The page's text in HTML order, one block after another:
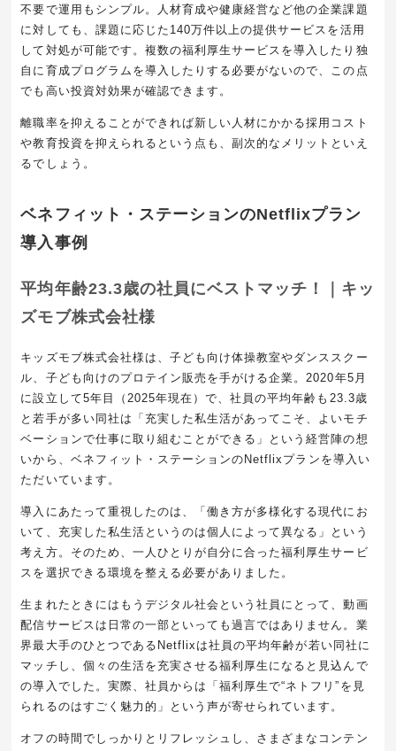
不要で運用もシンプル。人材育成や健康経営など他の企業課題
に対しても、課題に応じた140万件以上の提供サービスを活用
して対処が可能です。複数の福利厚生サービスを導入したり独
自に育成プログラムを導入したりする必要がないので、この点
でも高い投資対効果が確認できます。
離職率を抑えることができれば新しい人材にかかる採用コスト
や教育投資を抑えられるという点も、副次的なメリットといえ
るでしょう。
ベネフィット・ステーションのNetflixプラン
導入事例
平均年齢23.3歳の社員にベストマッチ！｜キッ
ズモブ株式会社様
キッズモブ株式会社様は、子ども向け体操教室やダンススクー
ル、子ども向けのプロテイン販売を手がける企業。2020年5月
に設立して5年目（2025年現在）で、社員の平均年齢も23.3歳
と若手が多い同社は「充実した私生活があってこそ、よいモチ
ベーションで仕事に取り組むことができる」という経営陣の想
いから、ベネフィット・ステーションのNetflixプランを導入い
ただいています。
導入にあたって重視したのは、「働き方が多様化する現代にお
いて、充実した私生活というのは個人によって異なる」という
考え方。そのため、一人ひとりが自分に合った福利厚生サービ
スを選択できる環境を整える必要がありました。
生まれたときにはもうデジタル社会という社員にとって、動画
配信サービスは日常の一部といっても過言ではありません。業
界最大手のひとつであるNetflixは社員の平均年齢が若い同社に
マッチし、個々の生活を充実させる福利厚生になると見込んで
の導入でした。実際、社員からは「福利厚生で“ネトフリ”を見
られるのはすごく魅力的」という声が寄せられています。
オフの時間でしっかりとリフレッシュし、さまざまなコンテン